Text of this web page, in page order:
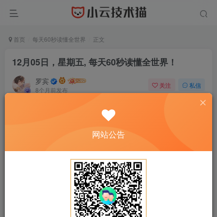
首页 每天60秒读懂全世界 正文
12月05日，星期五, 每天60秒读懂全世界！
罗宾
8个月前发布
关注 私信
正文开始阅读，请点击右上角“关注”按钮，关注作者
------正文内容展示，开始汲取新知识------
网站公告